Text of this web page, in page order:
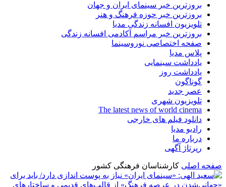
بروزترین خبر سینمای ایران و جهان
بروزترین خبر حوزه فرهنگ و هنر
تلویزیون افسانه زندگی مدیا
بروزترین خبر مراسم آکادمی افسانه زندگی
صفحه اختصاصی نوروسینما
پلاس مدیا
یادداشت سینمایی
یادداشت روز
گوناگون
عصر جدید
تلویزیون شهری
The latest news of world cinema
دانلود فیلم های خارجی
رادیو مدیا
درباره ما
رپرتاژ آگهی
صفحه اصلی کارشناسان فرهنگی کشور